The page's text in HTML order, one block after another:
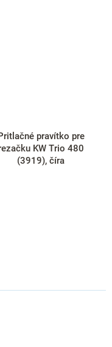
pravítko pre
KW Trio 480
(3919), číra